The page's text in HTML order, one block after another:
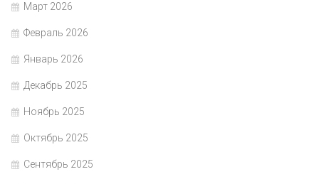
Март 2026
Февраль 2026
Январь 2026
Декабрь 2025
Ноябрь 2025
Октябрь 2025
Сентябрь 2025